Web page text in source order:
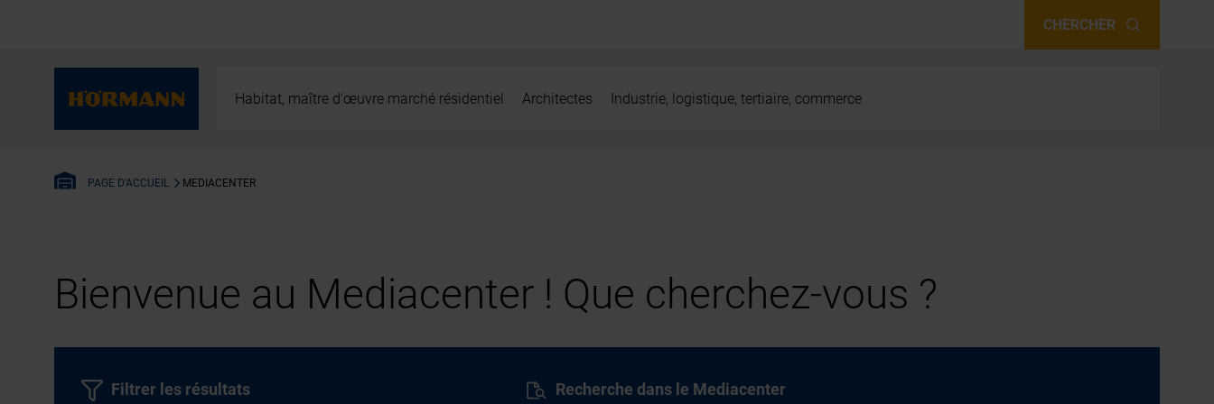
CHERCHER
Habitat, maître d’œuvre marché résidentiel Architectes Industrie, logistique, tertiaire, commerce
PAGE D'ACCUEIL MEDIACENTER
Bienvenue au Mediacenter ! Que cherchez-vous ?
Recherche dans le Mediacenter
Filtrer les résultats